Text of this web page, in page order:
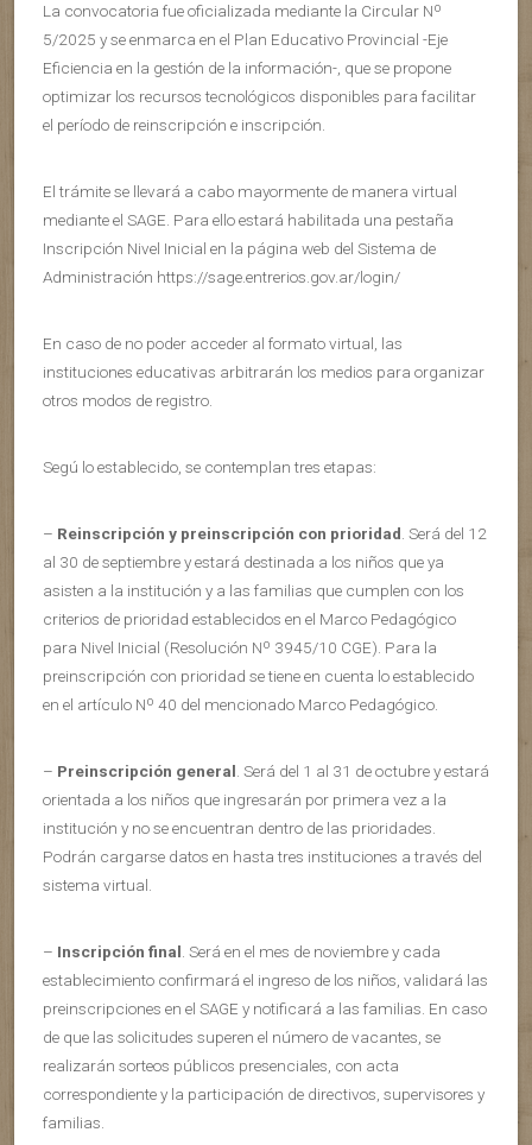
La convocatoria fue oficializada mediante la Circular Nº
5/2025 y se enmarca en el Plan Educativo Provincial -Eje
Eficiencia en la gestión de la información-, que se propone
optimizar los recursos tecnológicos disponibles para facilitar
el período de reinscripción e inscripción.
El trámite se llevará a cabo mayormente de manera virtual
mediante el SAGE. Para ello estará habilitada una pestaña
Inscripción Nivel Inicial en la página web del Sistema de
Administración https://sage.entrerios.gov.ar/login/
En caso de no poder acceder al formato virtual, las
instituciones educativas arbitrarán los medios para organizar
otros modos de registro.
Segú lo establecido, se contemplan tres etapas:
– Reinscripción y preinscripción con prioridad. Será del 12
al 30 de septiembre y estará destinada a los niños que ya
asisten a la institución y a las familias que cumplen con los
criterios de prioridad establecidos en el Marco Pedagógico
para Nivel Inicial (Resolución Nº 3945/10 CGE). Para la
preinscripción con prioridad se tiene en cuenta lo establecido
en el artículo Nº 40 del mencionado Marco Pedagógico.
– Preinscripción general. Será del 1 al 31 de octubre y estará
orientada a los niños que ingresarán por primera vez a la
institución y no se encuentran dentro de las prioridades.
Podrán cargarse datos en hasta tres instituciones a través del
sistema virtual.
– Inscripción final. Será en el mes de noviembre y cada
establecimiento confirmará el ingreso de los niños, validará las
preinscripciones en el SAGE y notificará a las familias. En caso
de que las solicitudes superen el número de vacantes, se
realizarán sorteos públicos presenciales, con acta
correspondiente y la participación de directivos, supervisores y
familias.